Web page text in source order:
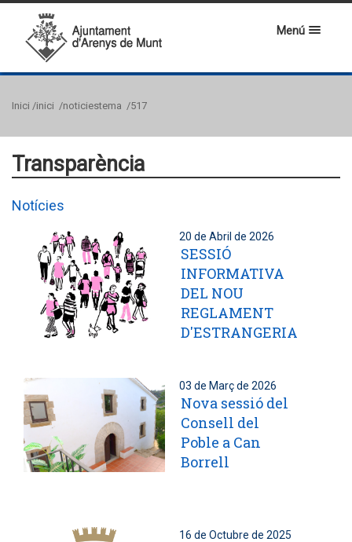
Menú
Inici /inici /noticiestema /517
Transparència
Notícies
20 de Abril de 2026
SESSIÓ
INFORMATIVA
DEL NOU
REGLAMENT
D'ESTRANGERIA
03 de Març de 2026
Nova sessió del
Consell del
Poble a Can
Borrell
16 de Octubre de 2025